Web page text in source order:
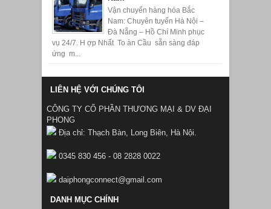
Vận chuyển hàng hóa Bắc
Nam: Chuyên tuyến Hà Nội –
Đà Nẵng – Hồ Chí Minh phục
vụ 24/7. H ợp Nhất To àn Cầu sẵn sàng đáp
ứng m...
LIÊN HỆ VỚI CHÚNG TÔI
CÔNG TY CỔ PHẦN THƯƠNG MẠI & DV ĐẠI
PHONG
Địa chỉ: Thạch Bàn, Long Biên, Hà Nội.
0345 830 456 - 08 2828 0022
daiphongconnect@gmail.com
DANH MỤC CHÍNH